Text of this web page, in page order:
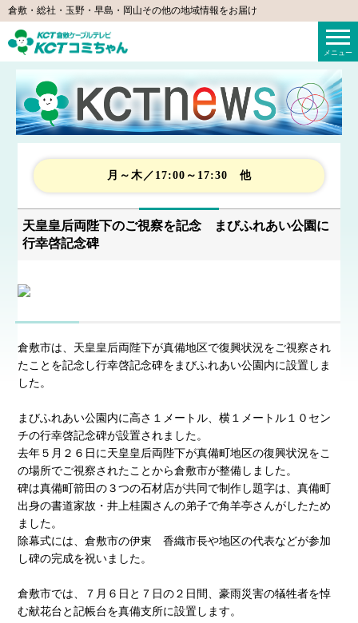
倉敷・総社・玉野・早島・岡山その他の地域情報をお届け
KCTコミちゃん（倉敷ケーブルテレビ）
メニュー
月～木／17:00～17:30 他
天皇皇后両陛下のご視察を記念 まびふれあい公園に
行幸啓記念碑
倉敷市は、天皇皇后両陛下が真備地区で復興状況をご視察され
たことを記念し行幸啓記念碑をまびふれあい公園内に設置しま
した。
まびふれあい公園内に高さ１メートル、横１メートル１０セン
チの行幸啓記念碑が設置されました。
去年５月２６日に天皇皇后両陛下が真備町地区の復興状況をこ
の場所でご視察されたことから倉敷市が整備しました。
碑は真備町箭田の３つの石材店が共同で制作し題字は、真備町
出身の書道家故・井上桂園さんの弟子で角羊亭さんがしたため
ました。
除幕式には、倉敷市の伊東 香織市長や地区の代表などが参加
し碑の完成を祝いました。
倉敷市では、７月６日と７日の２日間、豪雨災害の犠牲者を悼
む献花台と記帳台を真備支所に設置します。